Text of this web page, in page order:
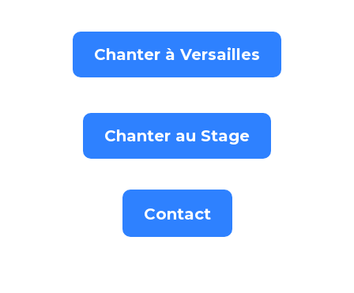
Chanter à Versailles
Chanter au Stage
Contact